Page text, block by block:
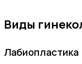
Виды
Лабиопластика